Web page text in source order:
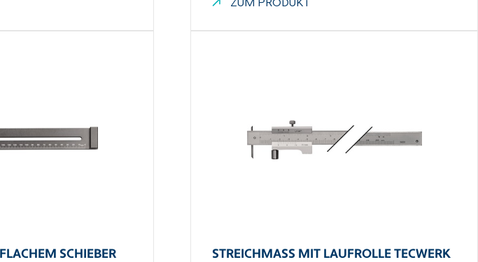
ZUM PRODUKT
SCHIEBER T
STREICHMASS MIT LAUFROLLE TECWERK